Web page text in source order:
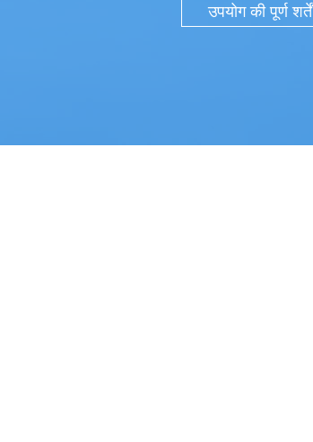
उपयोग की पूर्ण शर्तें